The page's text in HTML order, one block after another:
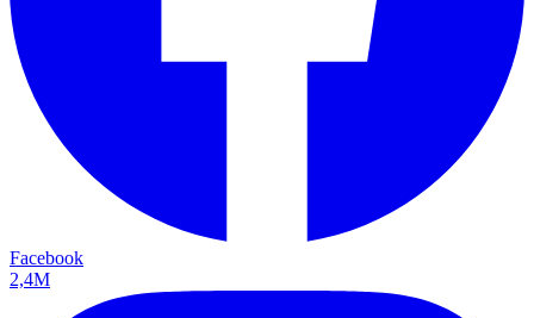
Facebook
2,4M